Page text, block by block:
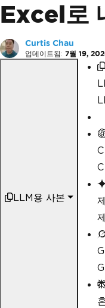
Excel로
Curtis Chau
업데이트됨: 7월 19,
LLM용 사본